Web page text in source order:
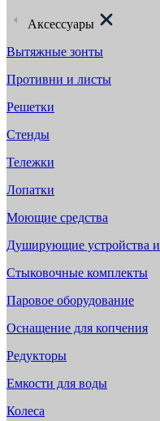
Аксессуары
Вытяжные зонты
Противни и листы
Решетки
Стенды
Тележки
Лопатки
Моющие средства
Душирующие устройства
Стыковочные комплекты
Паровое оборудование
Оснащение для копчения
Редукторы
Емкости для воды
Колеса